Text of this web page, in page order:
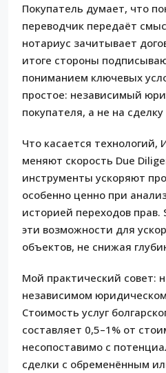
Покупатель думает, что
переводчик передаёт
нотариус зачитывает
итоге стороны
пониманием ключевых
простое: независимый
покупателя, а не на
Что касается
меняют скорость Due
инструменты ускоряют
особенно ценно при
историей переходов прав.
эти возможности для
объектов, не снижая
Мой практический совет:
независимом
Стоимость услуг
составляет 0,5–1% от
несопоставимо с
сделки с обременённым